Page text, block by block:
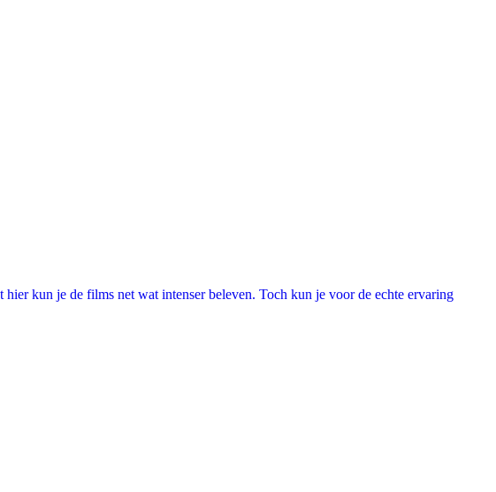
kun je de films net wat intenser beleven. Toch kun je voor de echte ervaring